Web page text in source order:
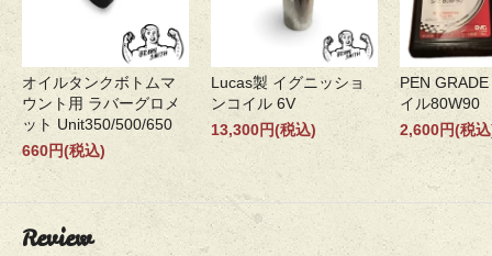
オイルタンクボトムマ
ウント用 ラバーグロメ
ット Unit350/500/650
660円(税込)
Lucas製 イグニッショ
ンコイル 6V
13,300円(税込)
PEN
イル80W90
2,600円(税
Review